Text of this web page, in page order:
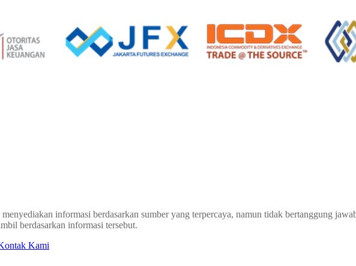
informasi berdasarkan sumber yang terpercaya, namun tidak bertanggung
berdasarkan informasi tersebut.
Kami